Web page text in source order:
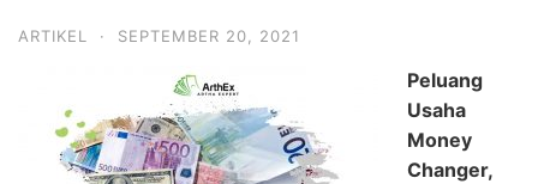
ARTIKEL · SEPTEMBER 20, 2021
Peluang
Usaha
Money
Changer,